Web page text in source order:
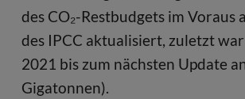
des CO₂-Restbudgets im
des IPCC aktualisiert, zuletzt
2021 bis zum nächsten Update
Gigatonnen).